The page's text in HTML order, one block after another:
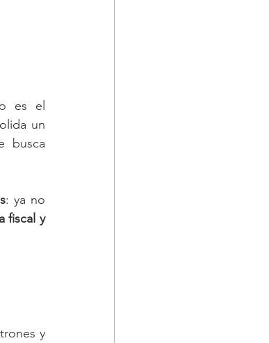
es el
un
busca
: ya no
fiscal y